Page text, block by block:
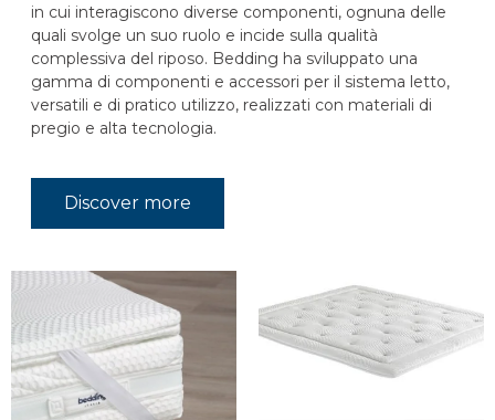
in cui interagiscono diverse componenti, ognuna delle
quali svolge un suo ruolo e incide sulla qualità
complessiva del riposo. Bedding ha sviluppato una
gamma di componenti e accessori per il sistema letto,
versatili e di pratico utilizzo, realizzati con materiali di
pregio e alta tecnologia.
Discover more